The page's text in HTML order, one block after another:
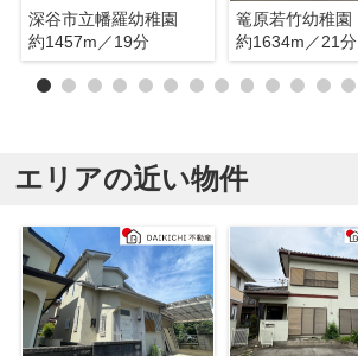
深谷市立幡羅幼稚園
約1457m／19分
篭原若竹幼稚園
約1634m／21分
エリアの近い物件